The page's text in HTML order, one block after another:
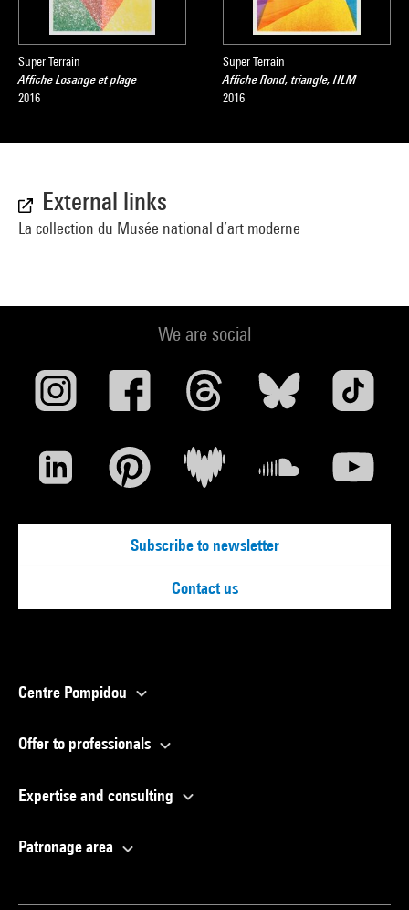
Super Terrain
Affiche Losange et plage
2016
Super Terrain
Affiche Rond, triangle, HLM
2016
External links
La collection du Musée national d’art moderne
We are social
Subscribe to newsletter
Contact us
Centre Pompidou
Offer to professionals
Expertise and consulting
Patronage area